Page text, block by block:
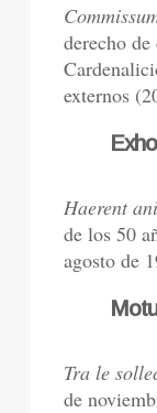
derecho
externos
Haerent
de los 50
agosto de
Tra le
de